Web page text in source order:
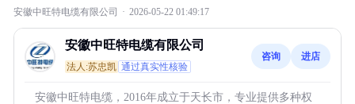
安徽中旺特电缆有限公司 · 2026-05-22 01:49:17
安徽中旺特电缆有限公司
法人:苏忠凯 通过真实性核验
咨询 进店
安徽中旺特电缆，2016年成立于天长市，专业提供多种权